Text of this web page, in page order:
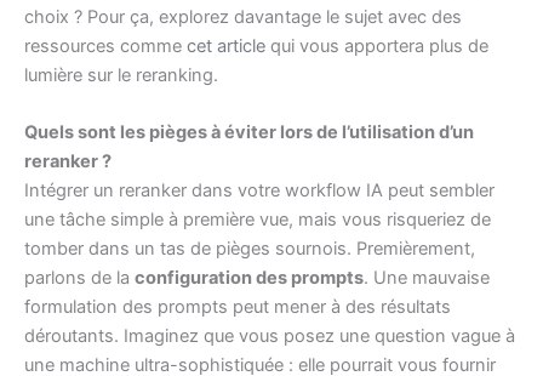
choix ? Pour ça, explorez davantage le sujet avec des
ressources comme cet article qui vous apportera plus de
lumière sur le reranking.
Quels sont les pièges à éviter lors de l’utilisation d’un
reranker ?
Intégrer un reranker dans votre workflow IA peut sembler
une tâche simple à première vue, mais vous risqueriez de
tomber dans un tas de pièges sournois. Premièrement,
parlons de la configuration des prompts. Une mauvaise
formulation des prompts peut mener à des résultats
déroutants. Imaginez que vous posez une question vague à
une machine ultra-sophistiquée : elle pourrait vous fournir